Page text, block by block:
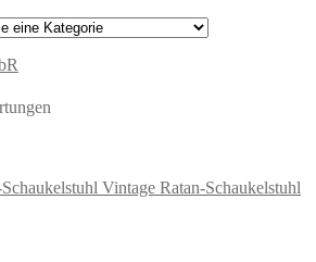
Vintage Ratan-Schaukelstuhl